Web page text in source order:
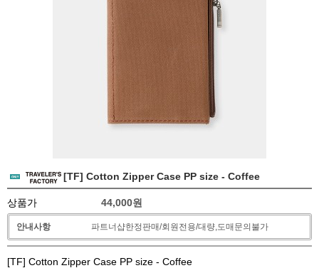
[TF] Cotton Zipper Case PP size - Coffee
상품가 44,000원
안내사항 파트너샵한정판매/회원전용/대량,도매문의불가
[TF] Cotton Zipper Case PP size - Coffee